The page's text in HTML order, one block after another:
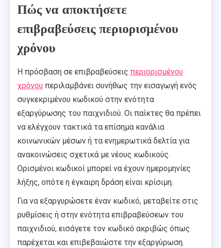
Πώς να αποκτήσετε
επιβραβεύσεις περιορισμένου
χρόνου
Η πρόσβαση σε επιβραβεύσεις περιορισμένου
χρόνου περιλαμβάνει συνήθως την εισαγωγή ενός
συγκεκριμένου κωδικού στην ενότητα
εξαργύρωσης του παιχνιδιού. Οι παίκτες θα πρέπει
να ελέγχουν τακτικά τα επίσημα κανάλια
κοινωνικών μέσων ή τα ενημερωτικά δελτία για
ανακοινώσεις σχετικά με νέους κωδικούς.
Ορισμένοι κωδικοί μπορεί να έχουν ημερομηνίες
λήξης, οπότε η έγκαιρη δράση είναι κρίσιμη.
Για να εξαργυρώσετε έναν κωδικό, μεταβείτε στις
ρυθμίσεις ή στην ενότητα επιβραβεύσεων του
παιχνιδιού, εισάγετε τον κωδικό ακριβώς όπως
παρέχεται και επιβεβαιώστε την εξαργύρωση.